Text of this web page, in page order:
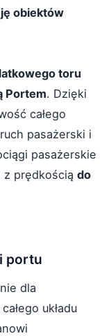
obiektów
toru
Portem. Dzięki
całego
pasażerski i
pasażerskie
z prędkością do
portu
dla
układu